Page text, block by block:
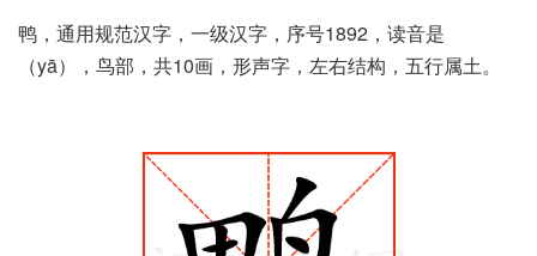
鸭，通用规范汉字，一级汉字，序号1892，读音是
（yā），鸟部，共10画，形声字，左右结构，五行属土。